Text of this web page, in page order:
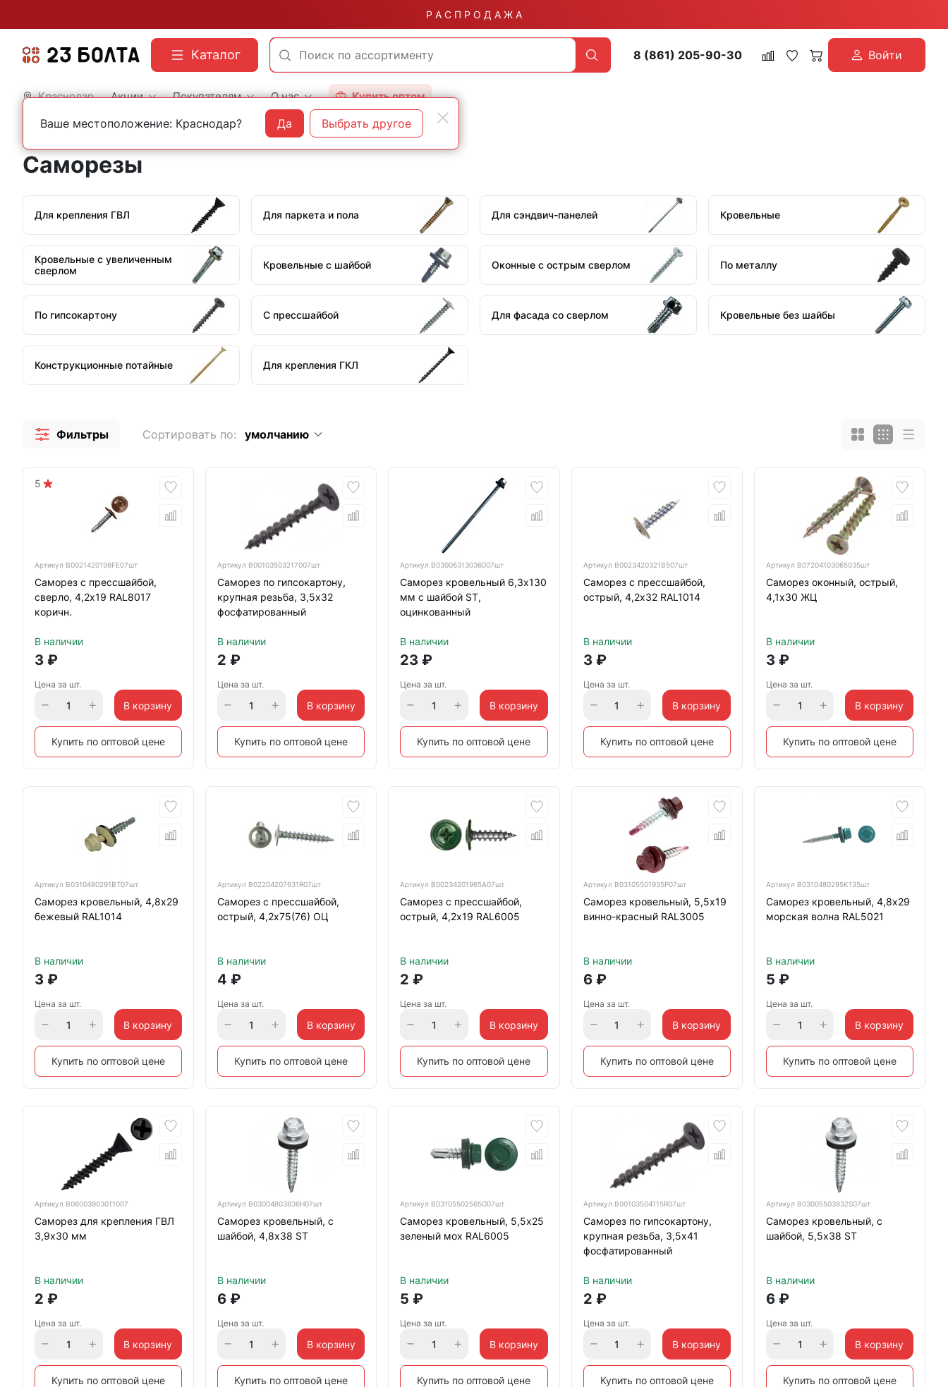
Р А С П Р О Д А Ж А
Каталог 8 (861) 205-90-30 Войти
Краснодар Акции Покупателям О нас Купить оптом
Главная Строительный крепеж Саморезы
Саморезы
Для крепления ГВЛ Для паркета и пола Для сэндвич-панелей Кровельные
Кровельные с увеличенным
сверлом
Кровельные с шайбой Оконные с острым сверлом По металлу
По гипсокартону С прессшайбой Для фасада со сверлом Кровельные без шайбы
Конструкционные потайные Для крепления ГКЛ
Фильтры Сортировать по: умолчанию
5
Артикул B0021420198FE07шт
Саморез с прессшайбой,
сверло, 4,2х19 RAL8017
коричн.
В наличии
3 ₽
Цена за шт.
В корзину
Купить по оптовой цене
Артикул B00103503217007шт
Саморез по гипсокартону,
крупная резьба, 3,5х32
фосфатированный
В наличии
2 ₽
Цена за шт.
В корзину
Купить по оптовой цене
Артикул B03006313036007шт
Саморез кровельный 6,3х130
мм с шайбой ST,
оцинкованный
В наличии
23 ₽
Цена за шт.
В корзину
Купить по оптовой цене
Артикул B0023420321B507шт
Саморез с прессшайбой,
острый, 4,2х32 RAL1014
В наличии
3 ₽
Цена за шт.
В корзину
Купить по оптовой цене
Артикул B07204103065035шт
Саморез оконный, острый,
4,1х30 ЖЦ
В наличии
3 ₽
Цена за шт.
В корзину
Купить по оптовой цене
Артикул B0310480291BT07шт
Саморез кровельный, 4,8х29
бежевый RAL1014
В наличии
3 ₽
Цена за шт.
В корзину
Купить по оптовой цене
Артикул B02204207631R07шт
Саморез с прессшайбой,
острый, 4,2х75(76) ОЦ
В наличии
4 ₽
Цена за шт.
В корзину
Купить по оптовой цене
Артикул B00234201965A07шт
Саморез с прессшайбой,
острый, 4,2х19 RAL6005
В наличии
2 ₽
Цена за шт.
В корзину
Купить по оптовой цене
Артикул B03105501935P07шт
Саморез кровельный, 5,5х19
винно-красный RAL3005
В наличии
6₽
Цена за шт.
В корзину
Купить по оптовой цене
Артикул B0310480295K135шт
Саморез кровельный, 4,8х29
морская волна RAL5021
В наличии
5 ₽
Цена за шт.
В корзину
Купить по оптовой цене
Артикул B06003903011007
Саморез для крепления ГВЛ
3,9х30 мм
В наличии
2 ₽
Цена за шт.
В корзину
Купить по оптовой цене
Артикул B03004803836H07шт
Саморез кровельный, с
шайбой, 4,8х38 ST
В наличии
6 ₽
Цена за шт.
В корзину
Купить по оптовой цене
Артикул B03105502565G07шт
Саморез кровельный, 5,5х25
зеленый мох RAL6005
В наличии
5 ₽
Цена за шт.
В корзину
Купить по оптовой цене
Артикул B00103504115R07шт
Саморез по гипсокартону,
крупная резьба, 3,5х41
фосфатированный
В наличии
2 ₽
Цена за шт.
В корзину
Купить по оптовой цене
Артикул B03005503832S07шт
Саморез кровельный, с
шайбой, 5,5х38 ST
В наличии
6₽
Цена за шт.
В корзину
Купить по оптовой цене
Ваше местоположение: Краснодар? Да Выбрать другое